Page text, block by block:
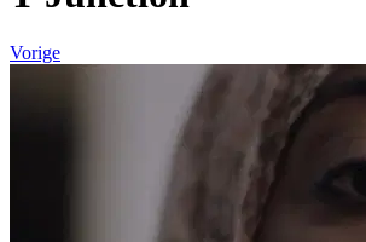
Vorige